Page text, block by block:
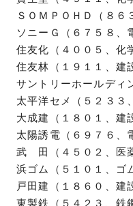
ＳＯＭＰＯＨＤ（８６
ソニーＧ（６７５８、
住友化（４００５、化
住友林（１９１１、建
サントリーホールディ
太平洋セメ（５２３３
大成建（１８０１、建
太陽誘電（６９７６、
武 田（４５０２、医
浜ゴム（５１０１、ゴ
戸田建（１８６０、建
東製鉄（５４２３、鉄